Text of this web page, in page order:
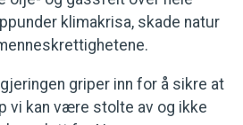
klimakrisa, skade natur
griper inn for å sikre at
vi kan være stolte av og ikke